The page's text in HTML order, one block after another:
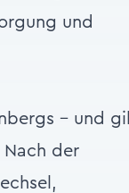
und
– und
der